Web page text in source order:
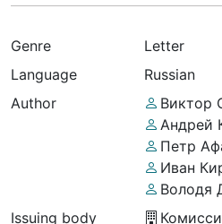
Genre
Letter
Language
Russian
Author
Виктор
Андрей
Петр
Иван
Володя
Issuing body